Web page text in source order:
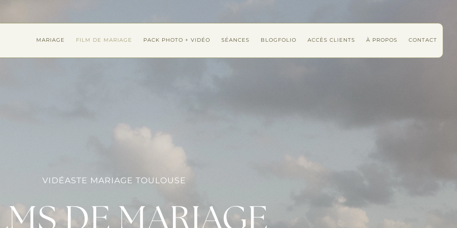
MARIAGE FILM DE MARIAGE PACK PHOTO + VIDÉO SÉANCES BLOGFOLIO ACCÈS CLIENTS À PROPOS CONTACT
VIDÉASTE MARIAGE TOULOUSE
DE MARIAGE